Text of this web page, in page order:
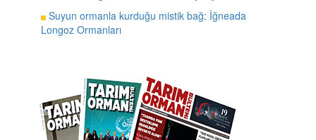
Suyun ormanla kurduğu mistik bağ: İğneada
Longoz Ormanları